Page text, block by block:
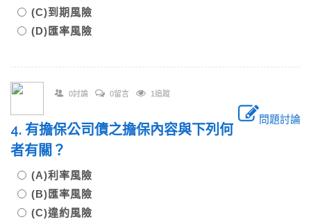
(C)到期風險
(D)匯率風險
0討論 0留言 1追蹤
問題討論
4. 有擔保公司債之擔保內容與下列何
者有關？
(A)利率風險
(B)匯率風險
(C)違約風險